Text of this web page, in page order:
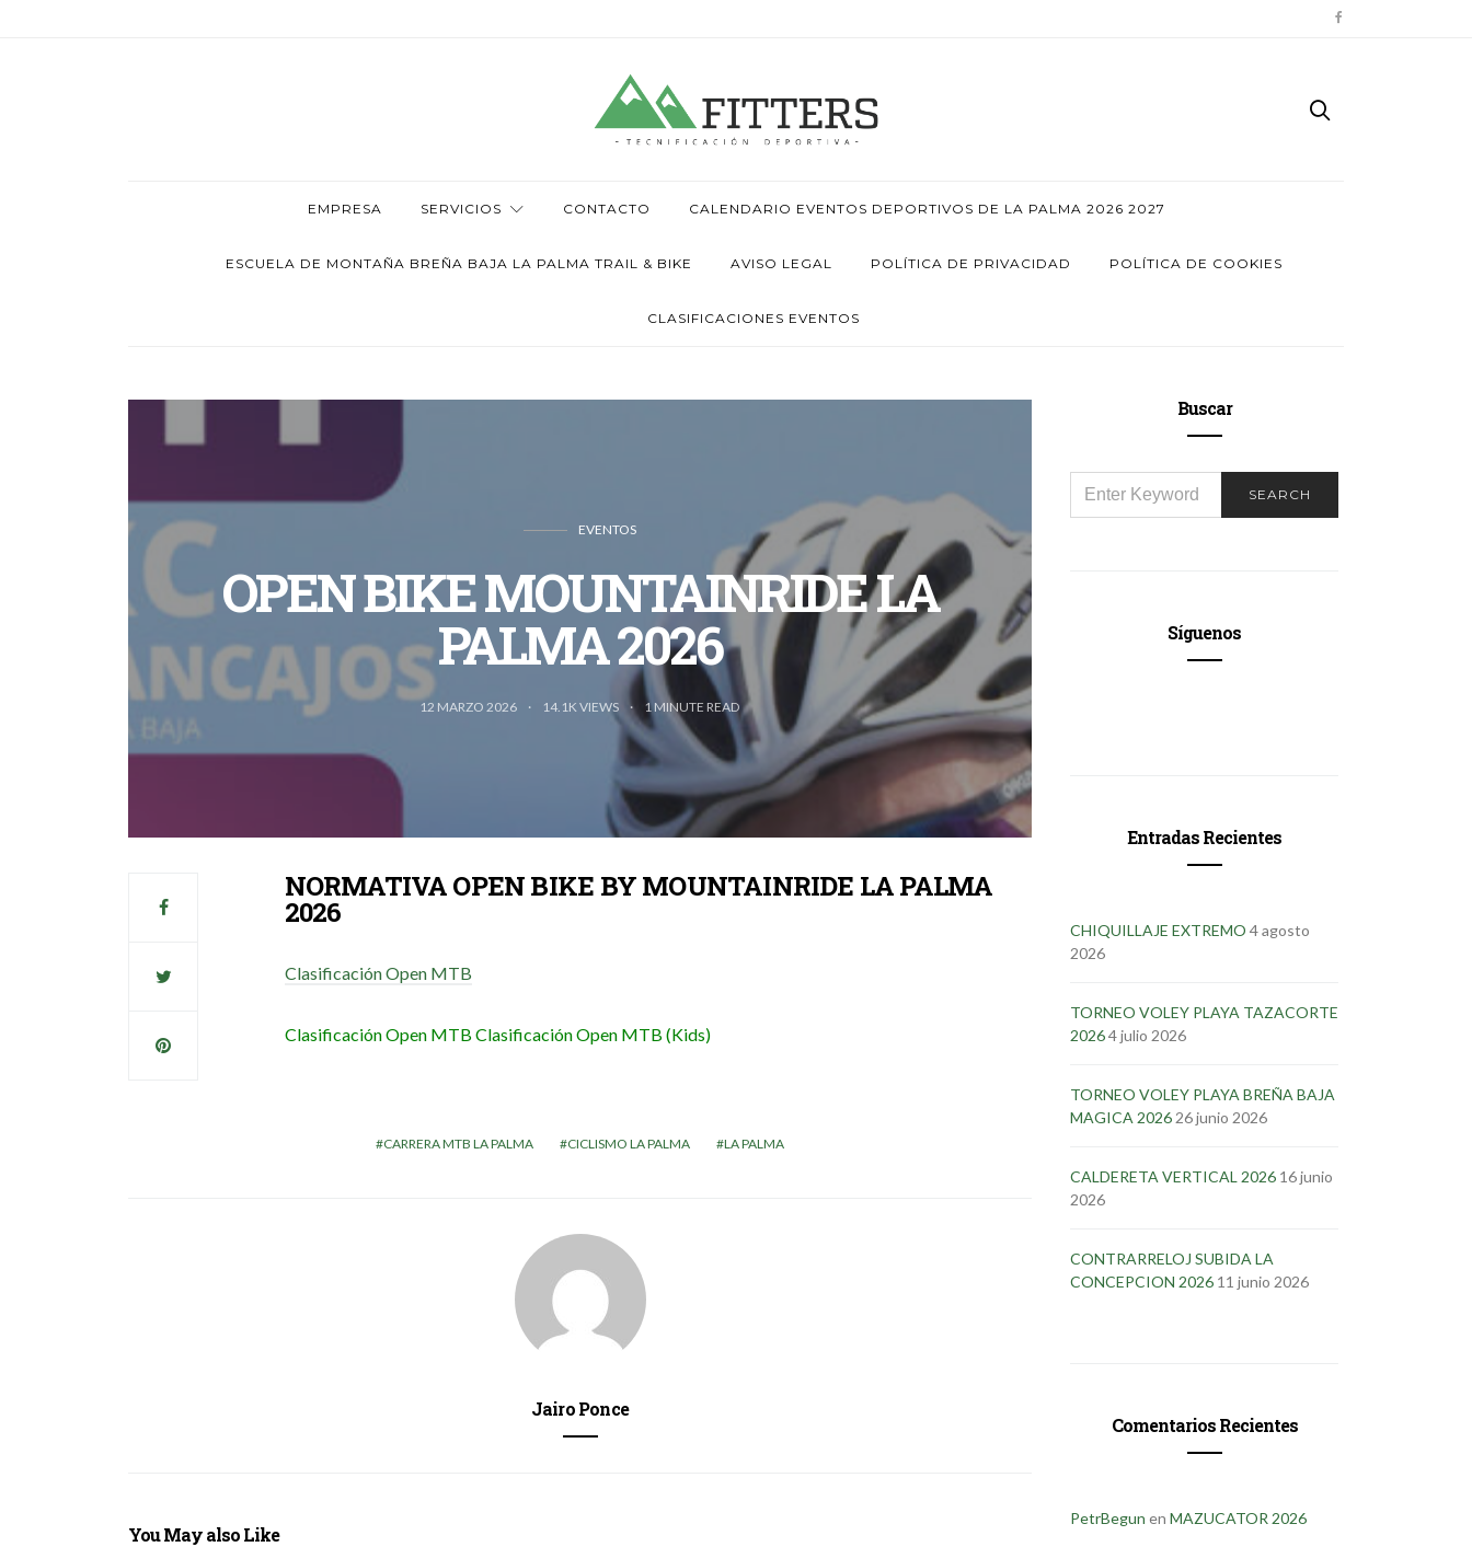
EMPRESA SERVICIOS CONTACTO CALENDARIO EVENTOS DEPORTIVOS DE LA PALMA 2026 2027
ESCUELA DE MONTAÑA BREÑA BAJA LA PALMA TRAIL & BIKE AVISO LEGAL POLÍTICA DE PRIVACIDAD POLÍTICA DE COOKIES
CLASIFICACIONES EVENTOS
EVENTOS
OPEN BIKE MOUNTAINRIDE LA
PALMA 2026
12 MARZO 2026 14.1K VIEWS 1MINUTE READ
NORMATIVA OPEN BIKE BY MOUNTAINRIDE LA PALMA
2026
Clasificación Open MTB
Clasificación Open MTB Clasificación Open MTB (Kids)
CARRERA MTB LA PALMA CICLISMO LA PALMA LA PALMA
Jairo Ponce
You May also Like
Buscar
FOR:
SEARCH
Síguenos
Entradas Recientes
CHIQUILLAJE EXTREMO 4 agosto
2026
TORNEO VOLEY PLAYA TAZACORTE
20264 julio 2026
TORNEO VOLEY PLAYA BREÑA BAJA
MAGICA 2026 26 junio 2026
CALDERETA VERTICAL 2026 16 junio
2026
CONTRARRELOJ SUBIDA LA
CONCEPCION 2026 11 junio 2026
Comentarios Recientes
PetrBegun en MAZUCATOR 2026